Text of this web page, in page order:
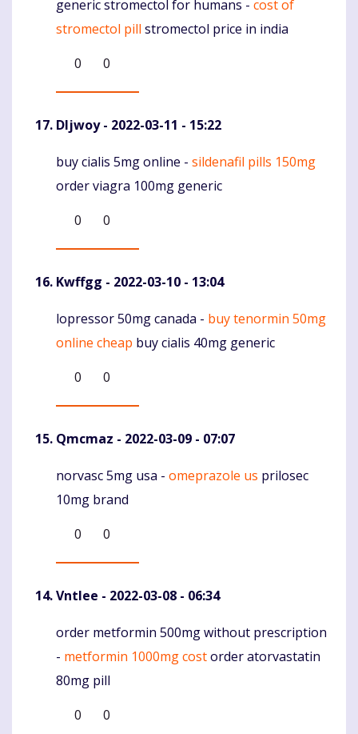
Komentaras
generic stromectol for humans - cost of
stromectol pill stromectol price in india
0
0
Dljwoy- 2022-03-11 - 15:22
Komentaras
buy cialis 5mg online - sildenafil pills 150mg
order viagra 100mg generic
0
0
Kwffgg - 2022-03-10 - 13:04
Komentaras
lopressor 50mg canada - buy tenormin 50mg
online cheap buy cialis 40mg generic
0
0
Qmcmaz - 2022-03-09 - 07:07
Komentaras
norvasc 5mg usa - omeprazole us prilosec
10mg brand
0
0
Vntlee - 2022-03-08 - 06:34
Komentaras
order metformin 500mg without prescription
- metformin 1000mg costorder atorvastatin
80mg pill
0
0